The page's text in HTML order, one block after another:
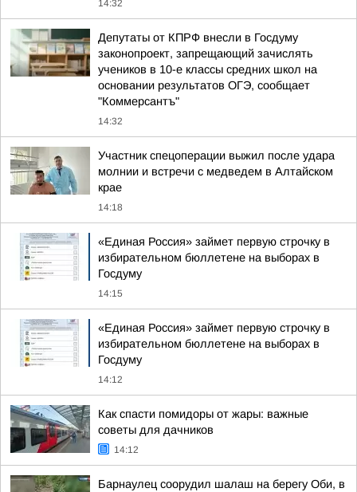
14:32
Депутаты от КПРФ внесли в Госдуму
законопроект, запрещающий зачислять
учеников в 10-е классы средних школ на
основании результатов ОГЭ, сообщает
"Коммерсантъ"
14:32
Участник спецоперации выжил после удара
молнии и встречи с медведем в Алтайском
крае
14:18
«Единая Россия» займет первую строчку в
избирательном бюллетене на выборах в
Госдуму
14:15
«Единая Россия» займет первую строчку в
избирательном бюллетене на выборах в
Госдуму
14:12
Как спасти помидоры от жары: важные
советы для дачников
14:12
Барнаулец соорудил шалаш на берегу Оби, в